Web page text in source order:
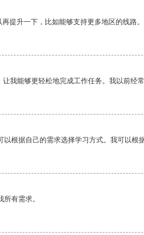
提升一下，比如能够支持更多地区的线路。
我能够更轻松地完成工作任务。我以前经
根据自己的需求选择学习方式。我可以根
有需求。